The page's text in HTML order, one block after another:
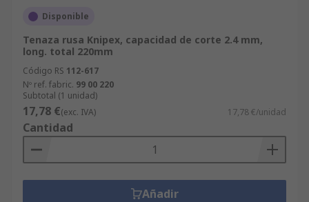
Disponible
Tenaza rusa Knipex, capacidad de corte 2.4 mm,
long. total 220mm
Código RS 112-617
Nº ref. fabric. 99 00 220
Subtotal (1 unidad)
17,78 €(exc. IVA) 17,78 €/unidad
Cantidad
Añadir